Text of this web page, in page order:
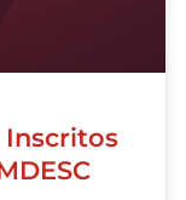
Inscritos